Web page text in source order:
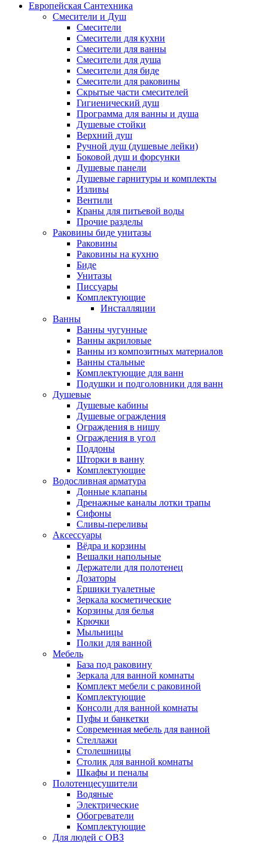
Европейская Сантехника
Смесители и Душ
Смесители
Смесители для кухни
Смесители для ванны
Смесители для душа
Смесители для биде
Смесители для раковины
Скрытые части смесителей
Гигиенический душ
Программа для ванны и душа
Душевые стойки
Верхний душ
Ручной душ (душевые лейки)
Боковой душ и форсунки
Душевые панели
Душевые гарнитуры и комплекты
Изливы
Вентили
Краны для питьевой воды
Прочие разделы
Раковины биде унитазы
Раковины
Раковины на кухню
Биде
Унитазы
Писсуары
Комплектующие
Инсталляции
Ванны
Ванны чугунные
Ванны акриловые
Ванны из композитных материалов
Ванны стальные
Комплектующие для ванн
Подушки и подголовники для ванн
Душевые
Душевые кабины
Душевые ограждения
Ограждения в нишу
Ограждения в угол
Поддоны
Шторки в ванну
Комплектующие
Водосливная арматура
Донные клапаны
Дренажные каналы лотки трапы
Сифоны
Сливы-переливы
Аксессуары
Вёдра и корзины
Вешалки напольные
Держатели для полотенец
Дозаторы
Ершики туалетные
Зеркала косметические
Корзины для белья
Крючки
Мыльницы
Полки для ванной
Мебель
База под раковину
Зеркала для ванной комнаты
Комплект мебели с раковиной
Комплектующие
Консоли для ванной комнаты
Пуфы и банкетки
Современная мебель для ванной
Стеллажи
Столешницы
Столик для ванной комнаты
Шкафы и пеналы
Полотенцесушители
Водяные
Электрические
Обогреватели
Комплектующие
Для людей с ОВЗ